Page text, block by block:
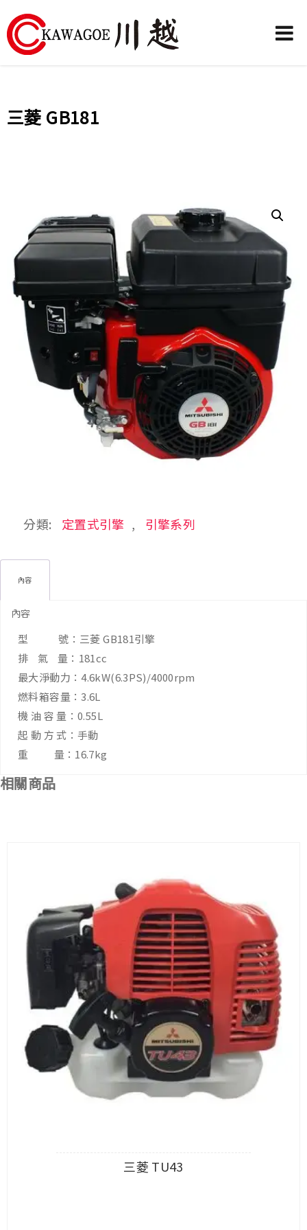
農
業
限
公
司
三菱 GB181
分類: 定置式引擎 , 引擎系列
內容
內容
型 號：三菱 GB181引擎
排 氣 量：181cc
最大淨動力：4.6kW(6.3PS)/4000rpm
燃料箱容量：3.6L
機 油 容 量：0.55L
起 動 方 式：手動
重 量：16.7kg
相關商品
三菱 TU43